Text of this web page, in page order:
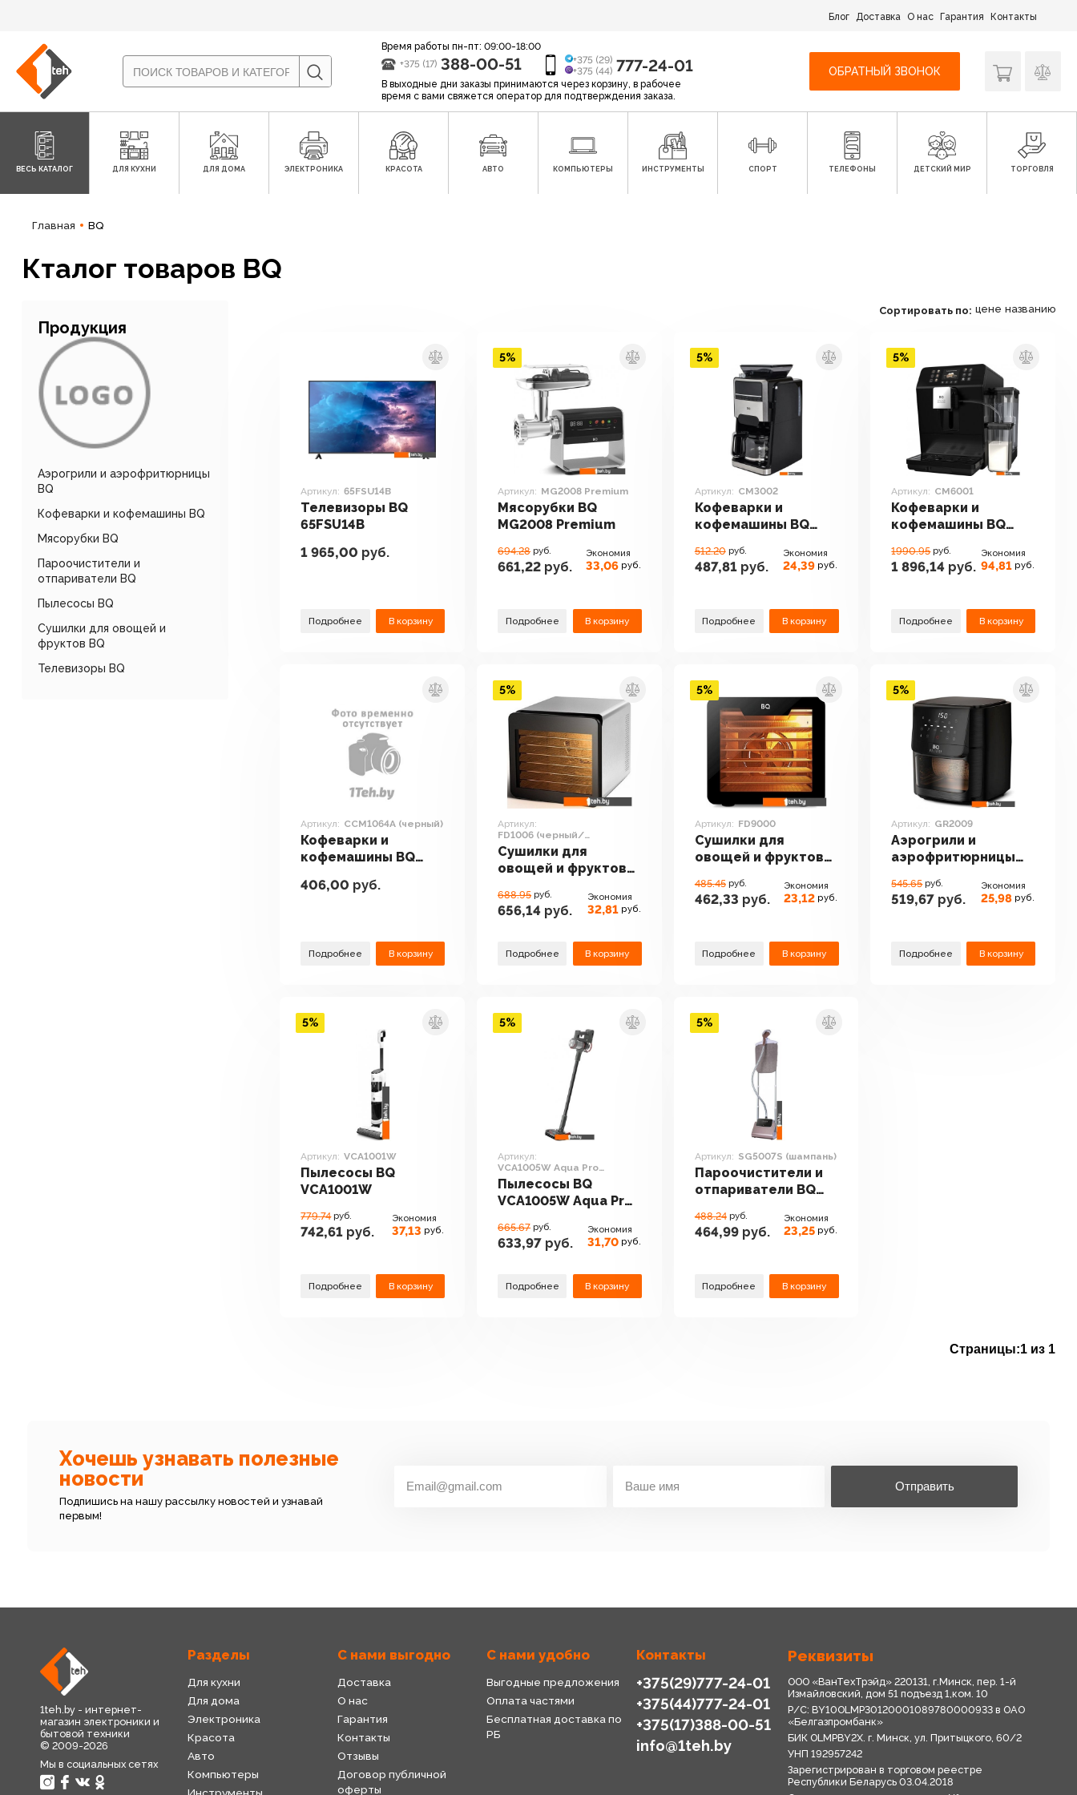
Блог Доставка О нас Гарантия Контакты
Время работы пн-пт: 09:00-18:00
+375 (17) 388-00-51
+375 (29)
+375 (44) 777-24-01
В выходные дни заказы принимаются через корзину, в рабочее
время с вами свяжется оператор для подтверждения заказа.
ОБРАТНЫЙ ЗВОНОК
ВЕСЬ КАТАЛОГ ДЛЯ КУХНИ ДЛЯ ДОМА ЭЛЕКТРОНИКА КРАСОТА АВТО КОМПЬЮТЕРЫ ИНСТРУМЕНТЫ СПОРТ ТЕЛЕФОНЫ ДЕТСКИЙ МИР ТОРГОВЛЯ
Главная BQ
Кталог товаров BQ
Продукция
Аэрогрили и аэрофритюрницы
BQ
Кофеварки и кофемашины BQ
Мясорубки BQ
Пароочистители и
отпариватели BQ
Пылесосы BQ
Сушилки для овощей и
фруктов BQ
Телевизоры BQ
Сортировать по: цене названию
Артикул: 65FSU14B
Телевизоры BQ
65FSU14B
1 965,00 руб.
Подробнее В корзину
Артикул: MG2008 Premium
Мясорубки BQ
MG2008 Premium
694.28 руб.
661,22 руб.
Экономия
33,06 руб.
Подробнее В корзину
5%
Артикул: CM3002
Кофеварки и
кофемашины BQ
512.20 руб.
487,81руб.
Экономия
24,39 руб.
Подробнее В корзину
5%
Артикул: CM6001
Кофеварки и
кофемашины BQ
1990.95 руб.
1 896,14 руб.
Экономия
94,81 руб.
Подробнее В корзину
5%
Артикул: CCM1064A (черный)
Кофеварки и
кофемашины BQ
406,00 руб.
Подробнее В корзину
Артикул:
FD1006 (черный/
нержавеющая сталь)
Сушилки для
овощей и фруктов
нержавеющая
сталь)
688.95 руб.
656,14 руб.
Экономия
32,81 руб.
Подробнее В корзину
5%
Артикул: FD9000
Сушилки для
овощей и фруктов
485.45 руб.
462,33 руб.
Экономия
23,12 руб.
Подробнее В корзину
5%
Артикул: GR2009
Аэрогрили и
аэрофритюрницы
545.65 руб.
519,67 руб.
Экономия
25,98 руб.
Подробнее В корзину
5%
Артикул: VCA1001W
Пылесосы BQ
VCA1001W
779.74 руб.
742,61 руб.
Экономия
37,13 руб.
Подробнее В корзину
5%
Артикул:
VCA1005W Aqua Pro
Premium
Пылесосы BQ
VCA1005W Aqua Pro
665.67 руб.
633,97 руб.
Экономия
31,70 руб.
Подробнее В корзину
5%
Артикул: SG5007S (шампань)
Пароочистители и
отпариватели BQ
488.24 руб.
464,99руб.
Экономия
23,25 руб.
Подробнее В корзину
5%
Страницы:1 из 1
Хочешь узнавать полезные
новости
Подпишись на нашу рассылку новостей и узнавай
первым!
Отправить
1teh.by - интернет-
магазин электроники и
бытовой техники
© 2009-2026
Мы в социальных сетях
Разделы
Для кухни
Для дома
Электроника
Красота
Авто
Компьютеры
С нами выгодно
Доставка
О нас
Гарантия
Контакты
Отзывы
Договор публичной
оферты
С нами удобно
Выгодные предложения
Оплата частями
Бесплатная доставка по
РБ
Контакты
+375(29)777-24-01
+375(44)777-24-01
+375(17)388-00-51
info@1teh.by
Реквизиты
ООО «ВанТехТрэйд» 220131, г.Минск, пер. 1-й
Измайловский, дом 51 подъезд 1,ком. 10
Р/С: BY10OLMP30120001089780000933 в OАО
«Белгазпромбанк»
БИК OLMPBY2X. г. Минск, ул. Притыцкого, 60/2
УНП 192957242
Зарегистрирован в торговом реестре
Республики Беларусь 03.04.2018